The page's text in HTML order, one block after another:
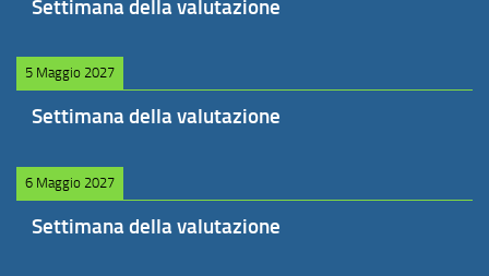
Settimana della valutazione
5 Maggio 2027
Settimana della valutazione
6 Maggio 2027
Settimana della valutazione